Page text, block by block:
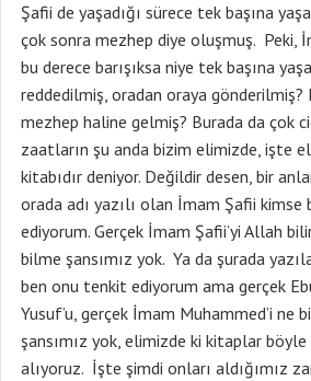
Şafii de yaşadığı sürece tek başına
çok sonra mezhep diye oluşmuş. Peki,
bu derece barışıksa niye tek başına
reddedilmiş, oradan oraya gönderilmiş?
mezhep haline gelmiş? Burada da çok
zaatların şu anda bizim elimizde, işte
kitabıdır deniyor. Değildir desen, bir
orada adı yazılı olan İmam Şafii
ediyorum. Gerçek İmam Şafii’yi Allah
bilme şansımız yok. Ya da şurada
ben onu tenkit ediyorum ama gerçek
Yusuf’u, gerçek İmam Muhammed’i ne
şansımız yok, elimizde ki kitaplar
alıyoruz. İşte şimdi onları aldığımız